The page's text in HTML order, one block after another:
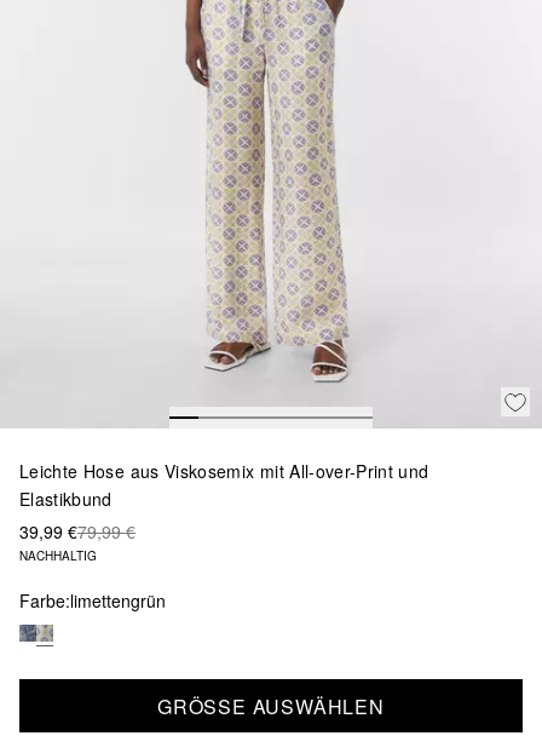
Leichte Hose aus Viskosemix mit All-over-Print und
Elastikbund
39,99 €79,99 €
NACHHALTIG
Farbe:limettengrün
GRÖSSE AUSWÄHLEN